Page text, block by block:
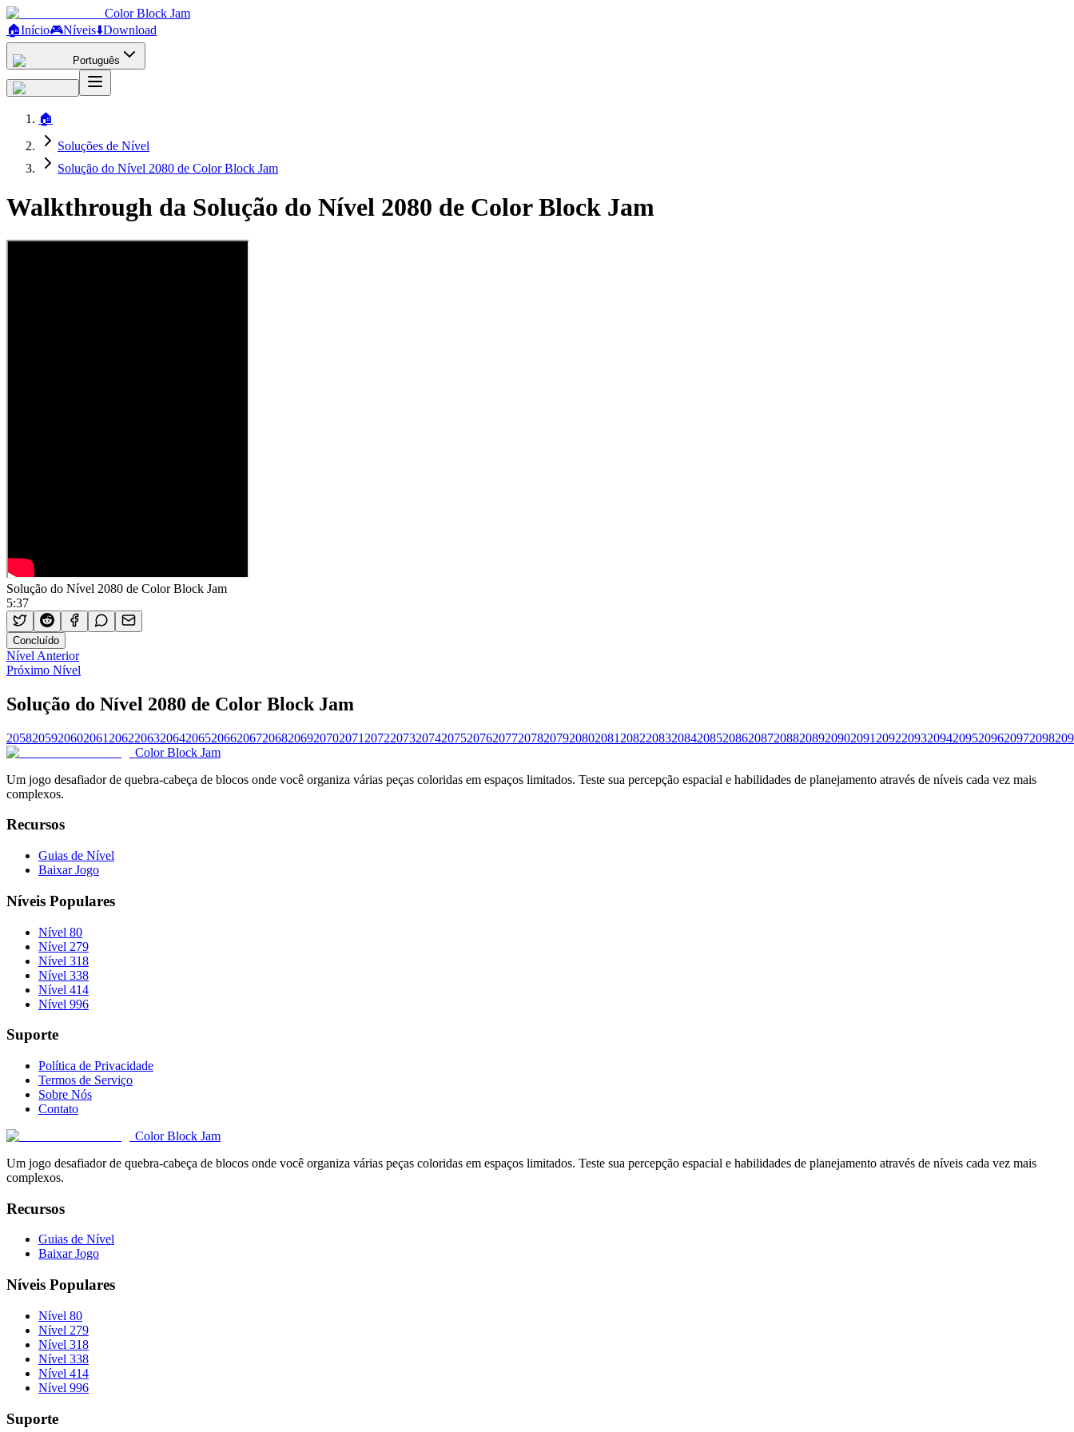
Color Block Jam
🏠Início🎮Níveis⬇️Download
Português
🏠
Soluções de Nível
Solução do Nível 2080 de Color Block Jam
Walkthrough da Solução do Nível 2080 de Color Block Jam
Solução do Nível 2080 de Color Block Jam
5:37
Concluído
Nível Anterior
Próximo Nível
Solução do Nível 2080 de Color Block Jam
2058205920602061 2062206320642065206620672068206920702071 2072207320742075207620772078207920802081 2082208320842085208620872088208920902091 2092209320942095209620972098
Color Block Jam
Um jogo desafiador de quebra-cabeça de blocos onde você organiza várias peças coloridas em espaços limitados. Teste sua percepção espacial e habilidades de planejamento através de níveis cada vez mais
complexos.
Recursos
Guias de Nível
Baixar Jogo
Níveis Populares
Nível 80
Nível 279
Nível 318
Nível 338
Nível 414
Nível 996
Suporte
Política de Privacidade
Termos de Serviço
Sobre Nós
Contato
Color Block Jam
Um jogo desafiador de quebra-cabeça de blocos onde você organiza várias peças coloridas em espaços limitados. Teste sua percepção espacial e habilidades de planejamento através de níveis cada vez mais
complexos.
Recursos
Guias de Nível
Baixar Jogo
Níveis Populares
Nível 80
Nível 279
Nível 318
Nível 338
Nível 414
Nível 996
Suporte